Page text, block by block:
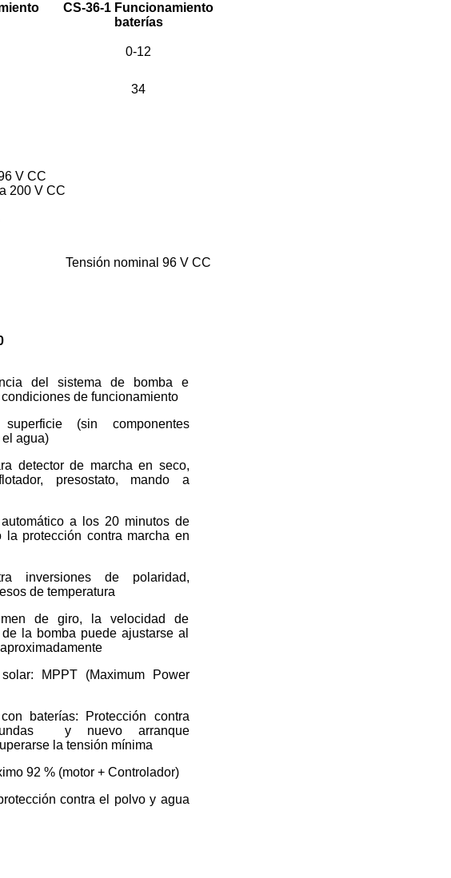
CS-36-1 Funcionamiento
baterías
0-12
34
V CC
200 V CC
del sistema de bomba e
de funcionamiento
(sin componentes
agua)
detector de marcha en seco,
presostato, mando a
a los 20 minutos de
la protección contra marcha en
inversiones de polaridad,
de temperatura
de giro, la velocidad de
la bomba puede ajustarse al
solar: MPPT (Maximum Power
baterías: Protección contra
y nuevo arranque
la tensión mínima
92 % (motor + Controlador)
contra el polvo y agua
Tensión nominal 96 V CC